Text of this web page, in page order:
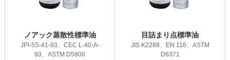
ノアック蒸散性標準油
JPI-5S-41-93、CEC L-40-A-
93、ASTM D5800
目詰まり点標準油
JIS K2288、EN 116、ASTM
D6371